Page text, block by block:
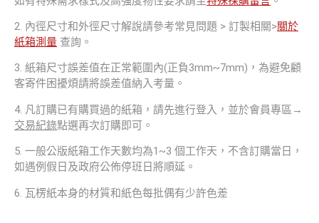
2. 內徑尺寸和外徑尺寸解說請參考常見問題 > 訂製相關>關於
紙箱測量 查詢。
3. 紙箱尺寸誤差值在正常範圍內(正負3mm~7mm)，為避免顧
客寄件困擾煩請將誤差值納入考量。
4. 凡訂購已有購買過的紙箱，請先進行登入，並於會員專區→
交易紀錄點選再次訂購即可。
5. 一般公版紙箱工作天數均為1~3 個工作天，不含訂購當日，
如遇例假日及政府公佈停班日將順延。
6. 瓦楞紙本身的材質和紙色每批偶有少許色差